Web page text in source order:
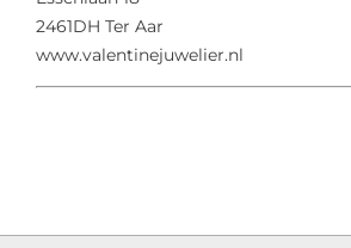
2461DH Ter Aar
www.valentinejuwelier.nl